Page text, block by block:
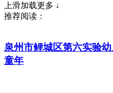
上滑加载更多 ↓
推荐阅读：
泉州市鲤城区第六实验
童年